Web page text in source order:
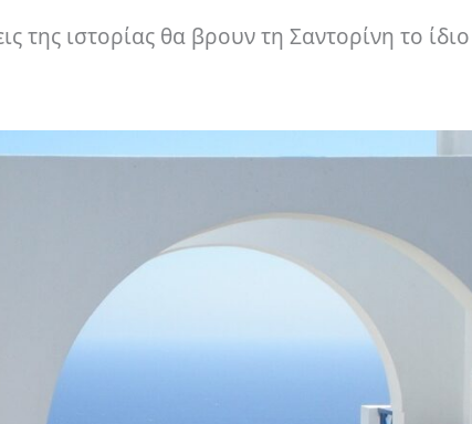
της ιστορίας θα βρουν τη Σαντορίνη το